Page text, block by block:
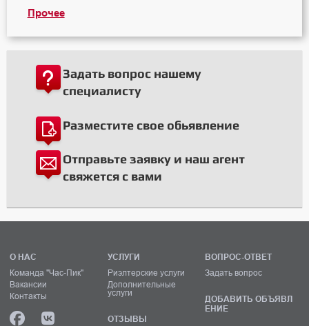
Прочее
Задать вопрос нашему
специалисту
Разместите свое обьявление
Отправьте заявку и наш агент
свяжется с вами
О НАС
Команда "Час-Пик"
Вакансии
Контакты
УСЛУГИ
Риэлтерские услуги
Дополнительные
услуги
ОТЗЫВЫ
ВОПРОС-ОТВЕТ
Задать вопрос
ДОБАВИТЬ ОБЪЯВЛ
ЕНИЕ